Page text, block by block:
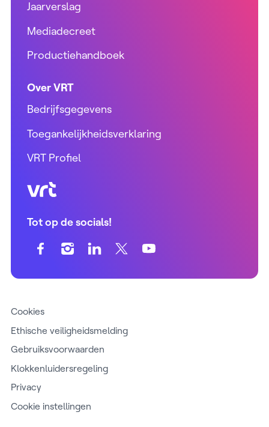
Jaarverslag
Mediadecreet
Productiehandboek
Over VRT
Bedrijfsgegevens
Toegankelijkheidsverklaring
VRT Profiel
VRT (home)
Tot op de socials!
Cookies
Ethische veiligheidsmelding
Gebruiksvoorwaarden
Klokkenluidersregeling
Privacy
Cookie instellingen